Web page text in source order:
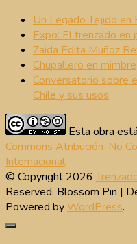
Un Legado Tejido en
Expo: El trenzado en
Zaida Edita Muñoz
Chupallero en mimbre
Conversatorio sobre
Chile y sus usos
Esta obra
Commons Atribución-No
Internacional.
© Copyright 2026
Reserved. Blossom Pin |
Powered by WordPress.